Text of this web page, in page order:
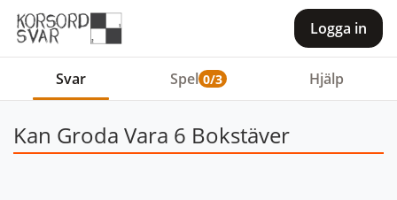
Logga in
Svar Spel 0/3 Hjälp
Kan Groda Vara 6 Bokstäver